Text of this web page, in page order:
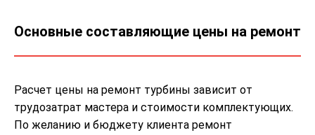
Основные составляющие цены на ремонт
Расчет цены на ремонт турбины зависит от
трудозатрат мастера и стоимости комплектующих.
По желанию и бюджету клиента ремонт